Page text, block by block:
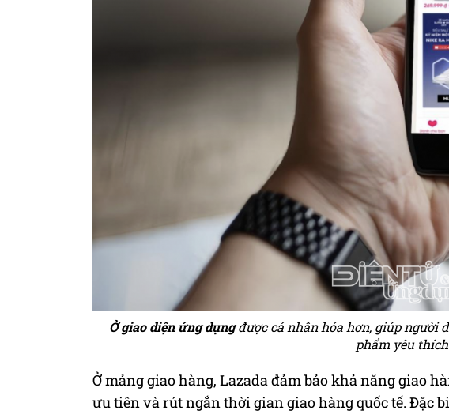
Ở giao diện ứng dụngđược cá nhân hóa hơn, giúp người
phẩm yêu thích
Ở mảng giao hàng, Lazada đảm bảo khả năng giao
ưu tiên và rút ngắn thời gian giao hàng quốc tế. Đặc